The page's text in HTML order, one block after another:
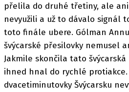
přelila do druhé třetiny, ale ani
nevyužili a už to dávalo signál
toto finále ubere. Gólman
švýcarské přesilovky nemusel
Jakmile skončila tato švýcarská
ihned hnal do rychlé protiakce.
dvacetiminutovky Švýcarsku